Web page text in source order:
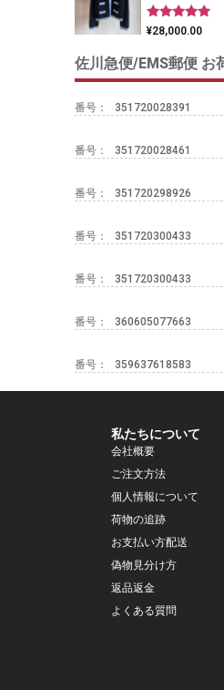
5段階中
5.00
¥28,000.00
佐川急便/EMS郵便 お
番号： 351720028391
番号： 351720028461
番号： 351720298926
番号： 351720300433
番号： 351720300433
番号： 360605077663
番号： 359637618583
私たちについて
会社概要
ご注文方法
個人情報について
荷物の追跡
お支払い方配送
偽物見分け方
返品返金
よくある質問